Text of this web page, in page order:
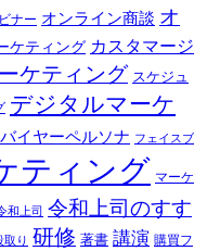
ナー オンライン商談 オ
ケティング カスタマージ
ケティング スケジュ
デジタルマーケ
バイヤーペルソナ フェイスブ
ティング マーケ
和上司 令和上司のすす
取り 研修 著書 講演 購買フ